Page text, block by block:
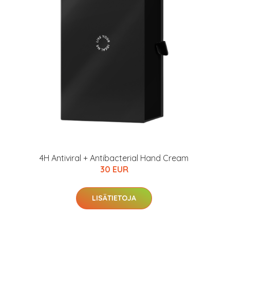
4H Antiviral + Antibacterial Hand Cream
30 EUR
LISÄTIETOJA